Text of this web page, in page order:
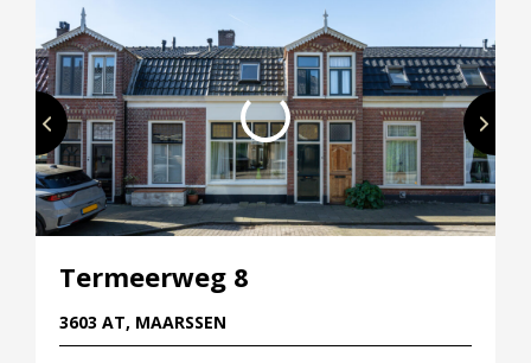
Termeerweg 8
3603 AT, MAARSSEN